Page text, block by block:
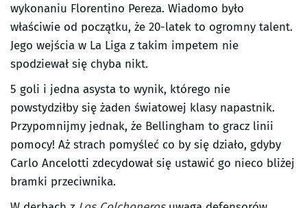
wykonaniu Florentino Pereza. Wiadomo było
właściwie od początku, że 20-latek to ogromny talent.
Jego wejścia w La Liga z takim impetem nie
spodziewał się chyba nikt.
5 goli i jedna asysta to wynik, którego nie
powstydziłby się żaden światowej klasy napastnik.
Przypomnijmy jednak, że Bellingham to gracz linii
pomocy! Aż strach pomyśleć co by się działo, gdyby
Carlo Ancelotti zdecydował się ustawić go nieco bliżej
bramki przeciwnika.